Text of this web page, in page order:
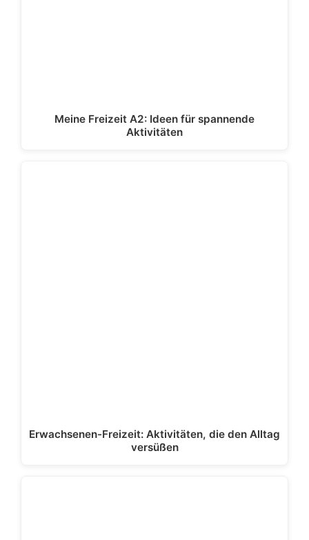
Meine Freizeit A2: Ideen für spannende
Aktivitäten
Erwachsenen-Freizeit: Aktivitäten, die den Alltag
versüßen